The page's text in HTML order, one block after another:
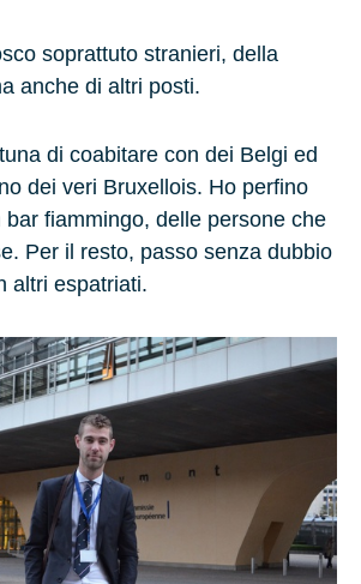
soprattuto stranieri, della
anche di altri posti.
di coabitare con dei Belgi ed
dei veri Bruxellois. Ho perfino
bar fiammingo, delle persone che
Per il resto, passo senza dubbio
altri espatriati.